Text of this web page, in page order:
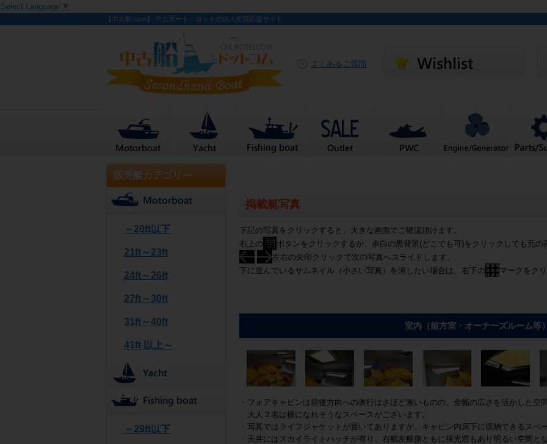
Select Language ▼
【中古船.com】 中古ボート・ヨットの個人売買応援サイト
よくあるご質問
販売艇カテゴリー
～20ft以下
21ft～23ft
24ft～26ft
27ft～30ft
31ft～40ft
41ft 以上～
～29ft以下
掲載艇写真
下記の写真をクリックすると、大きな画面でご確認頂けます。
右上の
ボタンをクリックするか、余白の黒背景(どこでも可)をクリックしても元の
左右の矢印クリックで次の写真へスライドします。
下に並んでいるサムネイル（小さい写真）を消したい場合は、右下の
マークをク
室内（前方室・オーナーズルーム等
・フォアキャビンは前後方向への奥行はさほど無いものの、全幅の広さを活かした空
大人２名は横になれそうなスペースがございます。
・写真ではライフジャケットが置いてありますが、キャビン内床下に収納できるスペ
・天井にはスカイライトハッチが有り、右舷左舷側ともに採光窓もあり明るい空間と